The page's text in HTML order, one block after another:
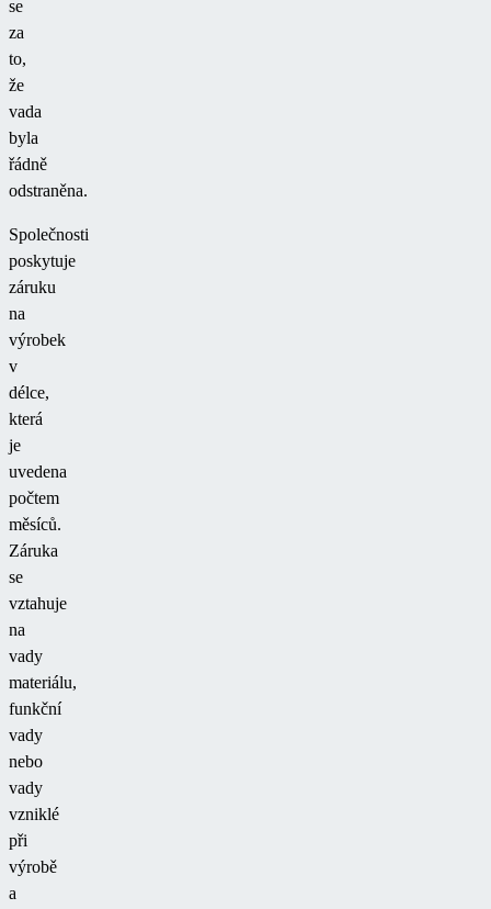
se
za
to,
že
vada
byla
řádně
odstraněna.
Společnosti
poskytuje
záruku
na
výrobek
v
délce,
která
je
uvedena
počtem
měsíců.
Záruka
se
vztahuje
na
vady
materiálu,
funkční
vady
nebo
vady
vzniklé
při
výrobě
a